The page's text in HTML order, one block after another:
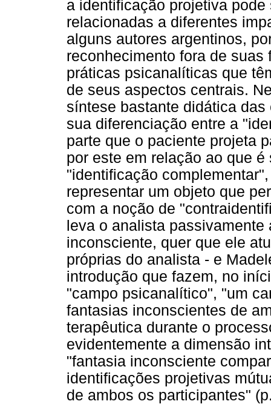
a identificação projetiva
relacionadas a diferentes
alguns autores argentinos,
reconhecimento fora de
práticas psicanalíticas que
de seus aspectos centrais.
síntese bastante didática
sua diferenciação entre a
parte que o paciente projeta
por este em relação ao que
"identificação
representar um objeto que
com a noção de
leva o analista
inconsciente, quer que ele
próprias do analista - e
introdução que fazem, no
"campo psicanalítico", "um
fantasias inconscientes de
terapêutica durante o
evidentemente a dimensão
"fantasia inconsciente
identificações projetivas
de ambos os participantes"